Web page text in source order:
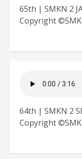
65th | SMKN 2
Copyright
64th | SMKN 2
Copyright